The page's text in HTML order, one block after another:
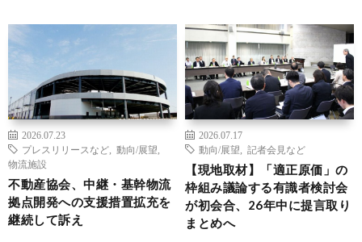
2026.07.23
プレスリリースなど
動向/展望
物流施設
不動産協会、中継・基幹物流
拠点開発への支援措置拡充を
継続して訴え
2026.07.17
動向/展望
記者会見など
【現地取材】「適正原価」の
枠組み議論する有識者検討会
が初会合、26年中に提言取り
まとめへ